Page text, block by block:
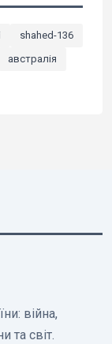
shahed-136
австралія
війна,
та світ.